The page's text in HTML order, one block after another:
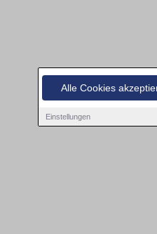
Alle Cookies
Einstellungen